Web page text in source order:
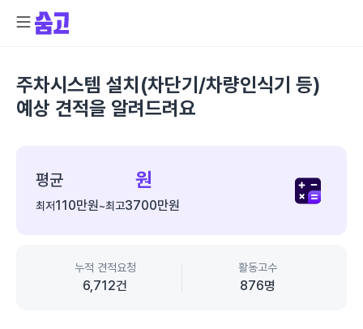
주차시스템 설치(차단기/차량인식기 등)
예상 견적을 알려드려요
평균 원
최저110만원~최고3700만원
누적 견적요청
6,712건
활동고수
876명